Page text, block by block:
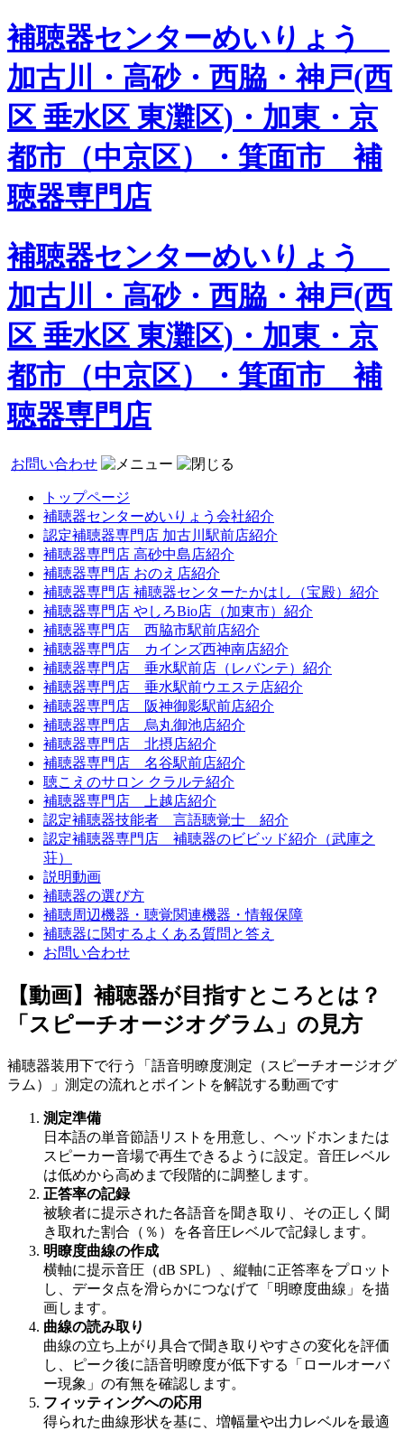
補聴器センターめいりょう
加古川・高砂・西脇・神戸(西
区 垂水区 東灘区)・加東・京
都市（中京区）・箕面市 補
聴器専門店
補聴器センターめいりょう
加古川・高砂・西脇・神戸(西
区 垂水区 東灘区)・加東・京
都市（中京区）・箕面市 補
聴器専門店
お問い合わせ
トップページ
補聴器センターめいりょう会社紹介
認定補聴器専門店 加古川駅前店紹介
補聴器専門店 高砂中島店紹介
補聴器専門店 おのえ店紹介
補聴器専門店 補聴器センターたかはし（宝殿）紹介
補聴器専門店 やしろBio店（加東市）紹介
補聴器専門店 西脇市駅前店紹介
補聴器専門店 カインズ西神南店紹介
補聴器専門店 垂水駅前店（レバンテ）紹介
補聴器専門店 垂水駅前ウエステ店紹介
補聴器専門店 阪神御影駅前店紹介
補聴器専門店 烏丸御池店紹介
補聴器専門店 北摂店紹介
補聴器専門店 名谷駅前店紹介
聴こえのサロン クラルテ紹介
補聴器専門店 上越店紹介
認定補聴器技能者 言語聴覚士 紹介
認定補聴器専門店 補聴器のビビッド紹介（武庫之
荘）
説明動画
補聴器の選び方
補聴周辺機器・聴覚関連機器・情報保障
補聴器に関するよくある質問と答え
お問い合わせ
【動画】補聴器が目指すところとは？
「スピーチオージオグラム」の見方
補聴器装用下で行う「語音明瞭度測定（スピーチオージオグ
ラム）」測定の流れとポイントを解説する動画です
測定準備
日本語の単音節語リストを用意し、ヘッドホンまたは
スピーカー音場で再生できるように設定。音圧レベル
は低めから高めまで段階的に調整します。
正答率の記録
被験者に提示された各語音を聞き取り、その正しく聞
き取れた割合（％）を各音圧レベルで記録します。
明瞭度曲線の作成
横軸に提示音圧（dB SPL）、縦軸に正答率をプロット
し、データ点を滑らかにつなげて「明瞭度曲線」を描
画します。
曲線の読み取り
曲線の立ち上がり具合で聞き取りやすさの変化を評価
し、ピーク後に語音明瞭度が低下する「ロールオーバ
ー現象」の有無を確認します。
フィッティングへの応用
得られた曲線形状を基に、増幅量や出力レベルを最適